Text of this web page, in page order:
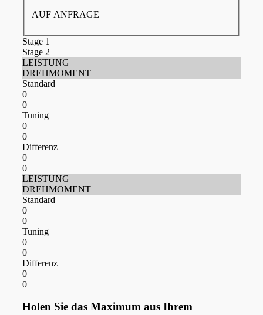
AUF ANFRAGE
Stage 1
Stage 2
LEISTUNG
DREHMOMENT
Standard
0
0
Tuning
0
0
Differenz
0
0
LEISTUNG
DREHMOMENT
Standard
0
0
Tuning
0
0
Differenz
0
0
Holen Sie das Maximum aus Ihrem